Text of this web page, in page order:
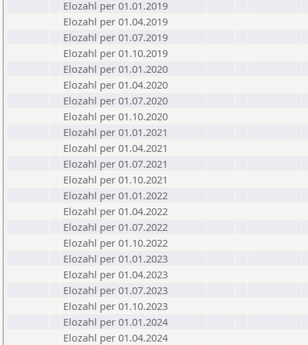
Elozahl per 01.01.2019
Elozahl per 01.04.2019
Elozahl per 01.07.2019
Elozahl per 01.10.2019
Elozahl per 01.01.2020
Elozahl per 01.04.2020
Elozahl per 01.07.2020
Elozahl per 01.10.2020
Elozahl per 01.01.2021
Elozahl per 01.04.2021
Elozahl per 01.07.2021
Elozahl per 01.10.2021
Elozahl per 01.01.2022
Elozahl per 01.04.2022
Elozahl per 01.07.2022
Elozahl per 01.10.2022
Elozahl per 01.01.2023
Elozahl per 01.04.2023
Elozahl per 01.07.2023
Elozahl per 01.10.2023
Elozahl per 01.01.2024
Elozahl per 01.04.2024